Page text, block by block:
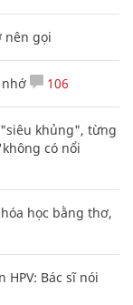
nên gọi
nhớ 106
khủng", từng
có nổi
học bằng thơ,
Bác sĩ nói